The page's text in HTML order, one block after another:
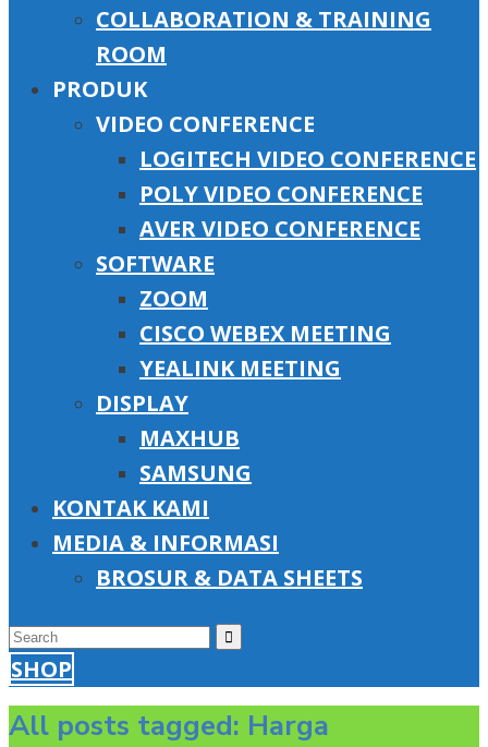
COLLABORATION & TRAINING
ROOM
PRODUK
VIDEO CONFERENCE
LOGITECH VIDEO CONFERENCE
POLY VIDEO CONFERENCE
AVER VIDEO CONFERENCE
SOFTWARE
ZOOM
CISCO WEBEX MEETING
YEALINK MEETING
DISPLAY
MAXHUB
SAMSUNG
KONTAK KAMI
MEDIA & INFORMASI
BROSUR & DATA SHEETS
SHOP
All posts tagged: Harga